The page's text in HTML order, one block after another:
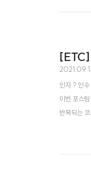
[ETC]
인자 ? 인
이번 포스
반복되는